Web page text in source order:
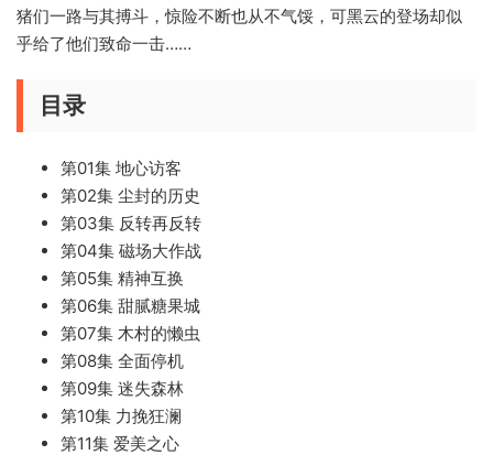
猪们一路与其搏斗，惊险不断也从不气馁，可黑云的登场却似
乎给了他们致命一击……
目录
第01集 地心访客
第02集 尘封的历史
第03集 反转再反转
第04集 磁场大作战
第05集 精神互换
第06集 甜腻糖果城
第07集 木村的懒虫
第08集 全面停机
第09集 迷失森林
第10集 力挽狂澜
第11集 爱美之心